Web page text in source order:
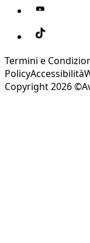
Termini e
PolicyAccessibilità
Copyright 2026